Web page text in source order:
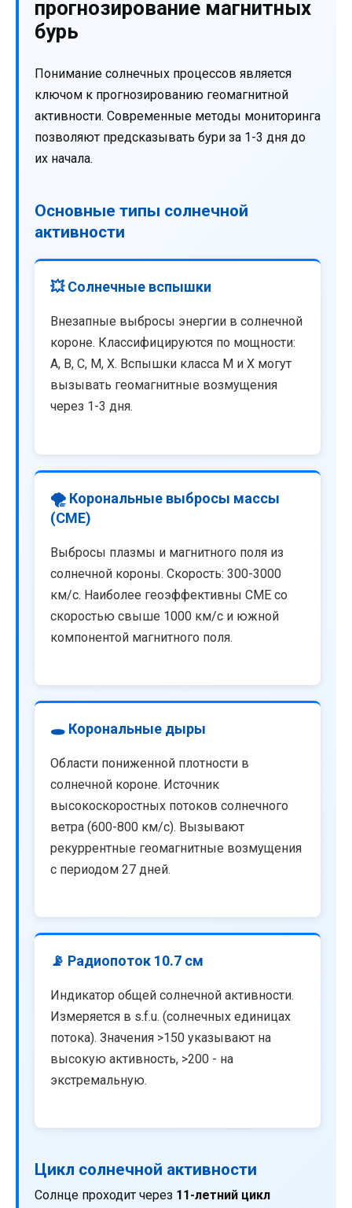
прогнозирование магнитных
бурь
Понимание солнечных процессов является
ключом к прогнозированию геомагнитной
активности. Современные методы мониторинга
позволяют предсказывать бури за 1-3 дня до
их начала.
Основные типы солнечной
активности
💥 Солнечные вспышки
Внезапные выбросы энергии в солнечной
короне. Классифицируются по мощности:
A, B, C, M, X. Вспышки класса M и X могут
вызывать геомагнитные возмущения
через 1-3 дня.
🌪️ Корональные выбросы массы
(CME)
Выбросы плазмы и магнитного поля из
солнечной короны. Скорость: 300-3000
км/с. Наиболее геоэффективны CME со
скоростью свыше 1000 км/с и южной
компонентой магнитного поля.
🕳️ Корональные дыры
Области пониженной плотности в
солнечной короне. Источник
высокоскоростных потоков солнечного
ветра (600-800 км/с). Вызывают
рекуррентные геомагнитные возмущения
с периодом 27 дней.
📡 Радиопоток 10.7 см
Индикатор общей солнечной активности.
Измеряется в s.f.u. (солнечных единицах
потока). Значения >150 указывают на
высокую активность, >200 - на
экстремальную.
Цикл солнечной активности
Солнце проходит через 11-летний цикл